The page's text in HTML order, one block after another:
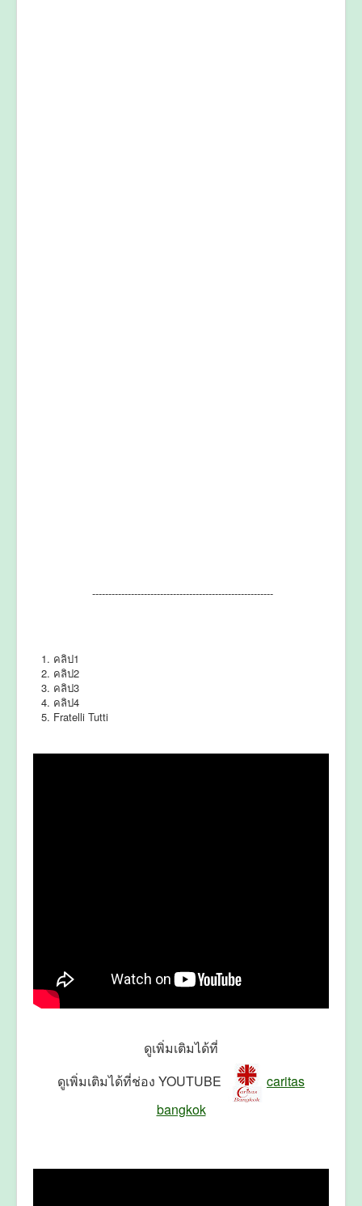
--------------------------------------------------------
คลิป1
คลิป2
คลิป3
คลิป4
Fratelli Tutti
ดูเพิ่มเติมได้ที่
ดูเพิ่มเติมได้ที่ช่อง YOUTUBE
caritas
bangkok